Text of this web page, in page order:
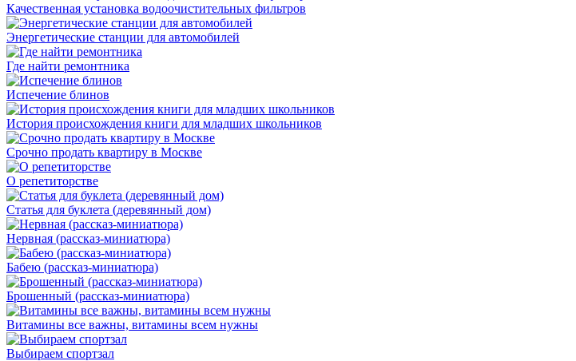
Качественная установка водоочистительных фильтров
Энергетические станции для автомобилей
Где найти ремонтника
Испечение блинов
История происхождения книги для младших школьников
Срочно продать квартиру в Москве
О репетиторстве
Статья для буклета (деревянный дом)
Нервная (рассказ-миниатюра)
Бабею (рассказ-миниатюра)
Брошенный (рассказ-миниатюра)
Витамины все важны, витамины всем нужны
Выбираем спортзал